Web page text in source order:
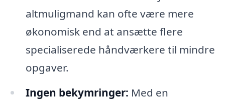
altmuligmand kan ofte være mere
økonomisk end at ansætte flere
specialiserede håndværkere til mindre
opgaver.
Ingen bekymringer: Med en